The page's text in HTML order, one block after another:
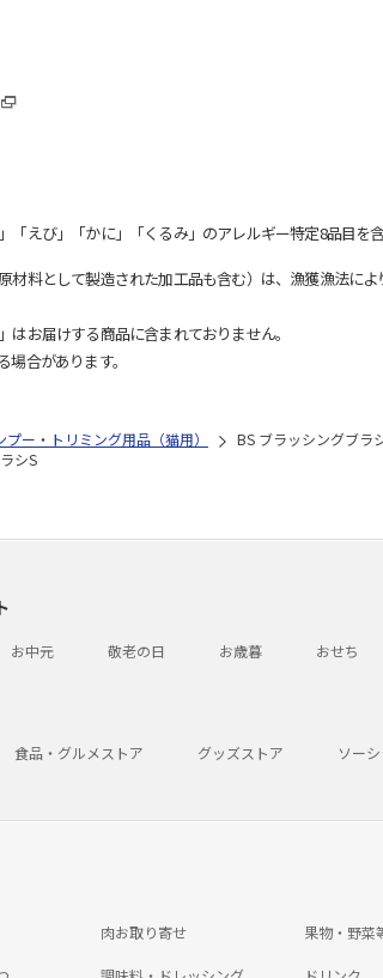
えび」「かに」「くるみ」のアレルギー特定8品目を
料として製造された加工品も含む）は、漁獲漁法に
お届けする商品に含まれておりません。
合があります。
プー・トリミング用品（猫用）
BS ブラッシングブラ
シS
お中元 敬老の日 お歳暮 おせち
食品・グルメストア グッズストア ソー
肉お取り寄せ 果物・野菜